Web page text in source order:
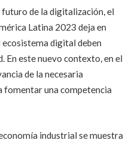
de la digitalización, el
Latina 2023 deja en
digital deben
En este nuevo contexto, en el
de la necesaria
fomentar una competencia
industrial se muestra